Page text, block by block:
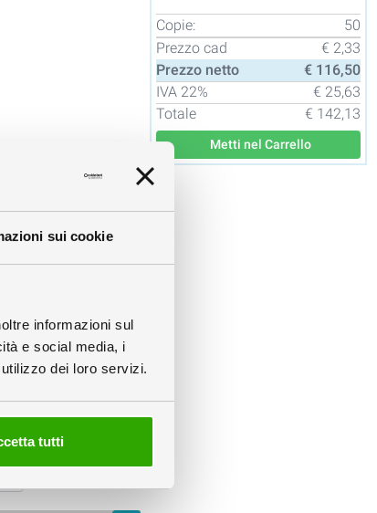
sui cookie
informazioni sul
e social media, i
dei loro servizi.
tutti
info
Copie:
50
Prezzo cad
€ 2,33
Prezzo netto
€ 116,50
IVA 22%
€ 25,63
Totale
€ 142,13
Metti nel Carrello